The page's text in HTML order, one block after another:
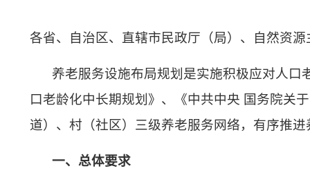
各省、自治区、直辖市民政厅（局）、自然资
养老服务设施布局规划是实施积极应对人
口老龄化中长期规划》、《中共中央 国务院关
道）、村（社区）三级养老服务网络，有序推
一、总体要求